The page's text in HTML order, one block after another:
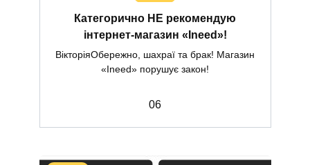
Категорично НЕ рекомендую
інтернет-магазин «Ineed»!
ВікторіяОбережно, шахраї та брак! Магазин
«Ineed» порушує закон!
06